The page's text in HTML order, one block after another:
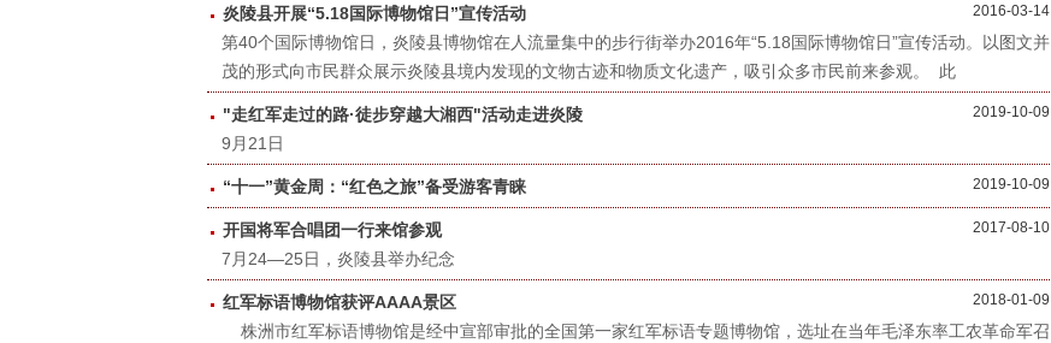
炎陵县开展“5.18国际博物馆日”宣传活动 2016-03-14
第40个国际博物馆日，炎陵县博物馆在人流量集中的步行街举办2016年“5.18国际博物馆日”宣传活动。以图文并
茂的形式向市民群众展示炎陵县境内发现的文物古迹和物质文化遗产，吸引众多市民前来参观。 此
"走红军走过的路·徒步穿越大湘西"活动走进炎陵 2019-10-09
9月21日
“十一”黄金周：“红色之旅”备受游客青睐 2019-10-09
开国将军合唱团一行来馆参观 2017-08-10
​7月24—25日，炎陵县举办纪念
红军标语博物馆获评AAAA景区 2018-01-09
​株洲市红军标语博物馆是经中宣部审批的全国第一家红军标语专题博物馆，选址在当年毛泽东率工农革命军召